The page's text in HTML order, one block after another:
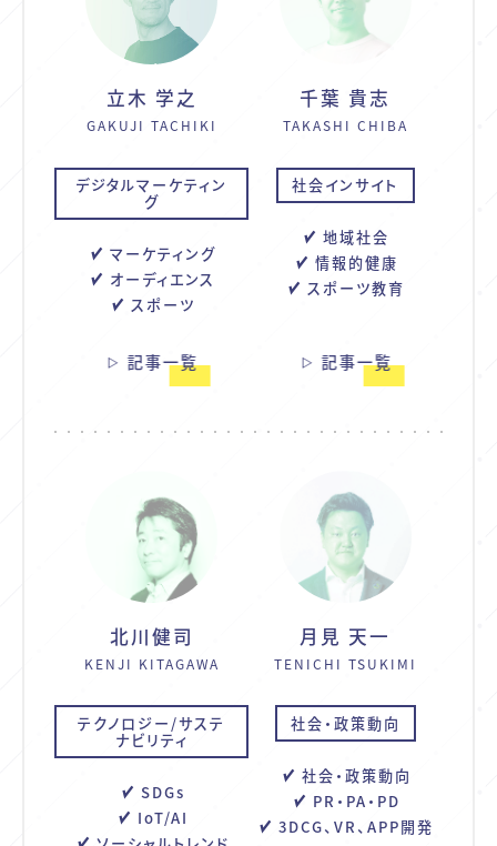
立木 学之
GAKUJI TACHIKI
デジタルマーケティン
グ
マーケティング
オーディエンス
スポーツ
記事一覧
千葉 貴志
TAKASHI CHIBA
社会インサイト
地域社会
情報的健康
スポーツ教育
記事一覧
北川健司
KENJI KITAGAWA
テクノロジー/サステ
ナビリティ
SDGs
IoT/AI
月見 天一
TENICHI TSUKIMI
社会・政策動向
社会・政策動向
PR・PA・PD
3DCG、VR、APP開発